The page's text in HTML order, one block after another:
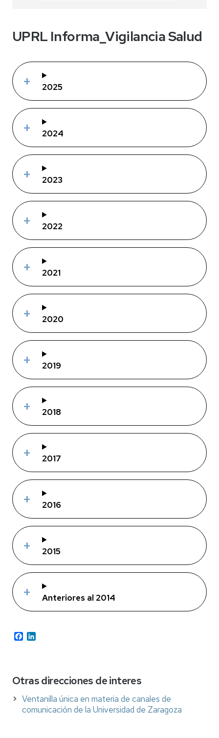
UPRL Informa_Vigilancia Salud
2025
2024
2023
2022
2021
2020
2019
2018
2017
2016
2015
Anteriores al 2014
Facebook
Otras direcciones de interes
Ventanilla única en materia de canales de
comunicación de la Universidad de Zaragoza